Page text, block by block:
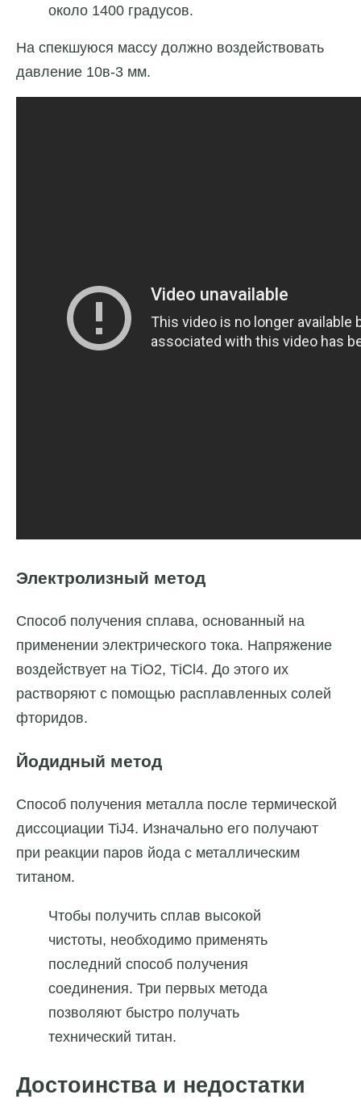
около 1400 градусов.
На спекшуюся массу должно воздействовать
давление 10в-3 мм.
Электролизный метод
Способ получения сплава, основанный на
применении электрического тока. Напряжение
воздействует на ТiO2, ТiСl4. До этого их
растворяют с помощью расплавленных солей
фторидов.
Йодидный метод
Способ получения металла после термической
диссоциации TiJ4. Изначально его получают
при реакции паров йода с металлическим
титаном.
Чтобы получить сплав высокой
чистоты, необходимо применять
последний способ получения
соединения. Три первых метода
позволяют быстро получать
технический титан.
Достоинства и недостатки